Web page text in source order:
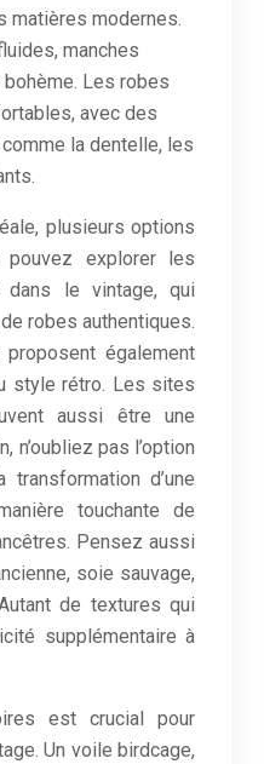
matières modernes.
manches
Les robes
avec des
la dentelle, les
plusieurs options
pouvez explorer les
dans le vintage, qui
robes authentiques.
également
style rétro. Les sites
aussi être une
n’oubliez pas l’option
d’une
touchante de
Pensez aussi
soie sauvage,
de textures qui
supplémentaire à
est crucial pour
Un voile birdcage,